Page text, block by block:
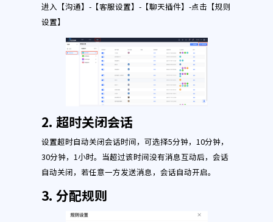
进入【沟通】-【客服设置】-【聊天插件】-点击【规则
设置】
2. 超时关闭会话
设置超时自动关闭会话时间，可选择5分钟，10分钟，
30分钟，1小时。当超过该时间没有消息互动后，会话
自动关闭，若任意一方发送消息，会话自动开启。
3. 分配规则